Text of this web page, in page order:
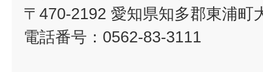
〒470-2192 愛知県知多郡東浦町
電話番号：0562-83-3111